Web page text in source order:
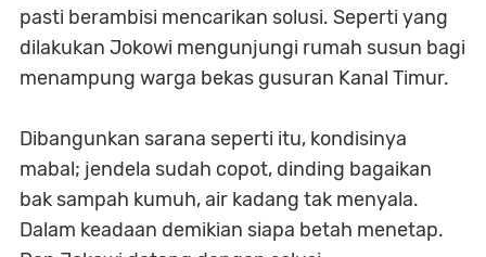
pasti berambisi mencarikan solusi. Seperti yang
dilakukan Jokowi mengunjungi rumah susun bagi
menampung warga bekas gusuran Kanal Timur.
Dibangunkan sarana seperti itu, kondisinya
mabal; jendela sudah copot, dinding bagaikan
bak sampah kumuh, air kadang tak menyala.
Dalam keadaan demikian siapa betah menetap.